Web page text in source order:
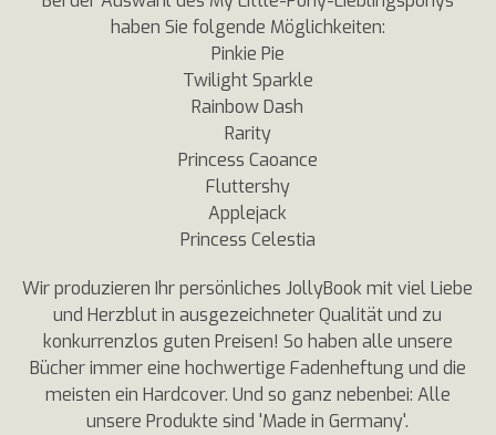
haben Sie folgende Möglichkeiten:
Pinkie Pie
Twilight Sparkle
Rainbow Dash
Rarity
Princess Caoance
Fluttershy
Applejack
Princess Celestia
Wir produzieren Ihr persönliches JollyBook mit viel Liebe
und Herzblut in ausgezeichneter Qualität und zu
konkurrenzlos guten Preisen! So haben alle unsere
Bücher immer eine hochwertige Fadenheftung und die
meisten ein Hardcover. Und so ganz nebenbei: Alle
unsere Produkte sind 'Made in Germany'.